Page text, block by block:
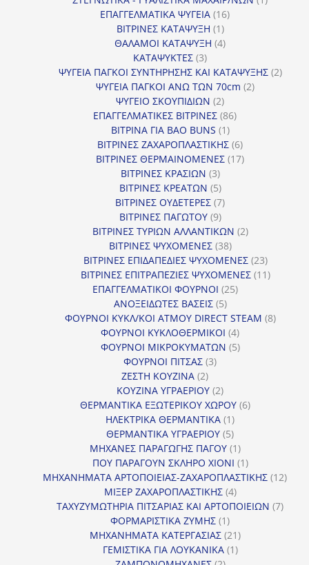
ΕΠΑΓΓΕΛΜΑΤΙΚΑ ΨΥΓΕΙΑ 1616
ΒΙΤΡΙΝΕΣ ΚΑΤΑΨΥΞΗ 11
προϊόν
ΘΑΛΑΜΟΙ ΚΑΤΑΨΥΞΗ 44
ΚΑΤΑΨΥΚΤΕΣ 33
προϊόντα
ΨΥΓΕΙΑ ΠΑΓΚΟΙ ΣΥΝΤΗΡΗΣΗΣ ΚΑΙ ΚΑΤΑΨΥΞΗΣ 22
ΨΥΓΕΙΑ ΠΑΓΚΟΙ ΑΝΩ ΤΩΝ 70cm 22
ΨΥΓΕΙΟ ΣΚΟΥΠΙΔΙΩΝ 22
προϊόντα
ΕΠΑΓΓΕΛΜΑΤΙΚΕΣ ΒΙΤΡΙΝΕΣ 8686
ΒΙΤΡΙΝΑ ΓΙΑ BAO BUNS 11
προϊόν
ΒΙΤΡΙΝΕΣ ΖΑΧΑΡΟΠΛΑΣΤΙΚΗΣ 66
προϊόντα
ΒΙΤΡΙΝΕΣ ΘΕΡΜΑΙΝΟΜΕΝΕΣ 1717
ΒΙΤΡΙΝΕΣ ΚΡΑΣΙΩΝ 33
προϊόντα
ΒΙΤΡΙΝΕΣ ΚΡΕΑΤΩΝ 55
προϊόντα
ΒΙΤΡΙΝΕΣ ΟΥΔΕΤΕΡΕΣ 77
ΒΙΤΡΙΝΕΣ ΠΑΓΩΤΟΥ 99
προϊόντα
ΒΙΤΡΙΝΕΣ ΤΥΡΙΩΝ ΑΛΛΑΝΤΙΚΩΝ 22
ΒΙΤΡΙΝΕΣ ΨΥΧΟΜΕΝΕΣ 3838
προϊόντα
ΒΙΤΡΙΝΕΣ ΕΠΙΔΑΠΕΔΙΕΣ ΨΥΧΟΜΕΝΕΣ 2323
προϊόντα
ΒΙΤΡΙΝΕΣ ΕΠΙΤΡΑΠΕΖΙΕΣ ΨΥΧΟΜΕΝΕΣ 1111
ΕΠΑΓΓΕΛΜΑΤΙΚΟΙ ΦΟΥΡΝΟΙ 2525
ΑΝΟΞΕΙΔΩΤΕΣ ΒΑΣΕΙΣ 55
προϊόντα
ΦΟΥΡΝΟΙ ΚΥΚΛ/ΚΟΙ ΑΤΜΟΥ DIRECT STEAM 88
ΦΟΥΡΝΟΙ ΚΥΚΛΟΘΕΡΜΙΚΟΙ 44
προϊόντα
ΦΟΥΡΝΟΙ ΜΙΚΡΟΚΥΜΑΤΩΝ 55
ΦΟΥΡΝΟΙ ΠΙΤΣΑΣ 33
ΖΕΣΤΗ ΚΟΥΖΙΝΑ 22
προϊόντα
ΚΟΥΖΙΝΑ ΥΓΡΑΕΡΙΟΥ 22
προϊόντα
ΘΕΡΜΑΝΤΙΚΑ ΕΞΩΤΕΡΙΚΟΥ ΧΩΡΟΥ 66
ΗΛΕΚΤΡΙΚΑ ΘΕΡΜΑΝΤΙΚΑ 11
προϊόν
ΘΕΡΜΑΝΤΙΚΑ ΥΓΡΑΕΡΙΟΥ 55
προϊόντα
ΜΗΧΑΝΕΣ ΠΑΡΑΓΩΓΗΣ ΠΑΓΟΥ 11
προϊόν
ΠΟΥ ΠΑΡΑΓΟΥΝ ΣΚΛΗΡΟ ΧΙΟΝΙ 11
προϊόν
ΜΗΧΑΝΗΜΑΤΑ ΑΡΤΟΠΟΙΕΙΑΣ-ΖΑΧΑΡΟΠΛΑΣΤΙΚΗΣ 1212
ΜΙΞΕΡ ΖΑΧΑΡΟΠΛΑΣΤΙΚΗΣ 44
προϊόντα
ΤΑΧΥΖΥΜΩΤΗΡΙΑ ΠΙΤΣΑΡΙΑΣ ΚΑΙ ΑΡΤΟΠΟΙΕΙΩΝ 77
ΦΟΡΜΑΡΙΣΤΙΚΑ ΖΥΜΗΣ 11
προϊόν
ΜΗΧΑΝΗΜΑΤΑ ΚΑΤΕΡΓΑΣΙΑΣ 2121
προϊόντα
ΓΕΜΙΣΤΙΚΑ ΓΙΑ ΛΟΥΚΑΝΙΚΑ 11